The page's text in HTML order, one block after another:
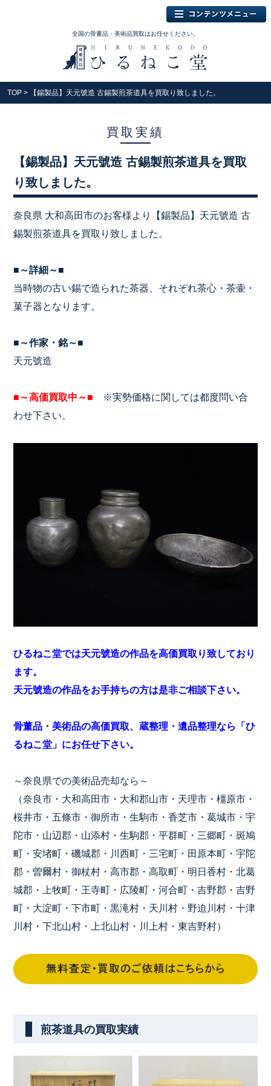
全国の骨董品・美術品買取はお任せください。
TOP > 【錫製品】天元號造 古錫製煎茶道具を買取り致しました。
買取実績
【錫製品】天元號造 古錫製煎茶道具を買取
り致しました。
奈良県 大和高田市のお客様より【錫製品】天元號造 古
錫製煎茶道具を買取り致しました。
■～詳細～■
当時物の古い錫で造られた茶器、それぞれ茶心・茶壷・
菓子器となります。
■～作家・銘～■
天元號造
■～高価買取中～■ ※実勢価格に関しては都度問い合
わせ下さい。
ひるねこ堂では天元號造の作品を高価買取り致しており
ます。
天元號造の作品をお手持ちの方は是非ご相談下さい。
骨董品・美術品の高価買取、蔵整理・遺品整理なら「ひ
るねこ堂」にお任せ下さい。
～奈良県での美術品売却なら～
（奈良市・大和高田市・大和郡山市・天理市・橿原市・
桜井市・五條市・御所市・生駒市・香芝市・葛城市・宇
陀市・山辺郡・山添村・生駒郡・平群町・三郷町・斑鳩
町・安堵町・磯城郡・川西町・三宅町・田原本町・宇陀
郡・曽爾村・御杖村・高市郡・高取町・明日香村・北葛
城郡・上牧町・王寺町・広陵町・河合町・吉野郡・吉野
町・大淀町・下市町・黒滝村・天川村・野迫川村・十津
川村・下北山村・上北山村・川上村・東吉野村）
煎茶道具の買取実績